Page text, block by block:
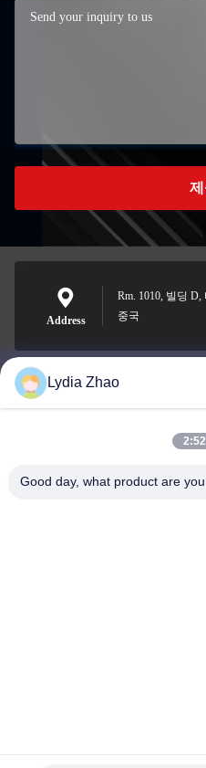
Address
Rm. 1010, 빌딩
중국
Lydia Zhao
Good day, what product are